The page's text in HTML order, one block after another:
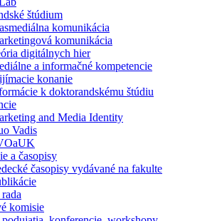
štúdium
komunikácia
komunikácia
digitálnych hier
a informačné kompetencie
konanie
k doktorandskému štúdiu
and Media Identity
Vadis
a časopisy
časopisy vydávané na fakulte
komisie